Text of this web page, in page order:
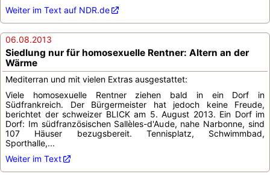
Weiter im Text auf NDR.de
06.08.2013
Siedlung nur für homosexuelle Rentner: Altern an der
Wärme
Mediterran und mit vielen Extras ausgestattet:
Viele homosexuelle Rentner ziehen bald in ein Dorf in
Südfrankreich. Der Bürgermeister hat jedoch keine Freude,
berichtet der schweizer BLICK am 5. August 2013. Ein Dorf im
Dorf: Im südfranzösischen Sallèles-d'Aude, nahe Narbonne, sind
107 Häuser bezugsbereit. Tennisplatz, Schwimmbad,
Sporthalle,...
Weiter im Text